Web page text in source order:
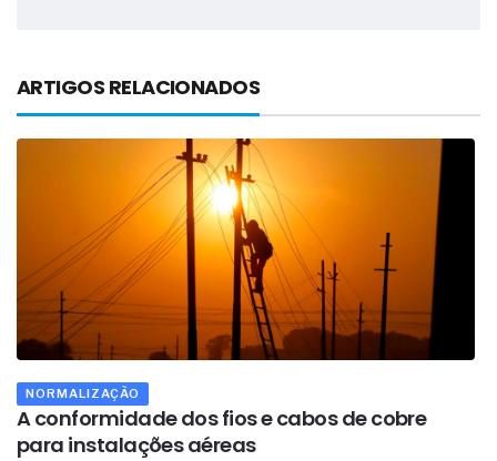
ARTIGOS RELACIONADOS
NORMALIZAÇÃO
A conformidade dos fios e cabos de cobre
para instalações aéreas